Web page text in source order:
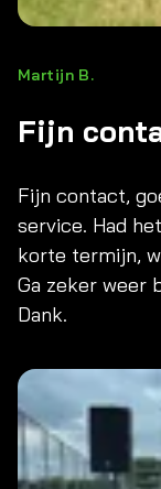
Martijn B.
Fijn
Fijn contact,
service. Had
korte termijn,
Ga zeker weer
Dank.